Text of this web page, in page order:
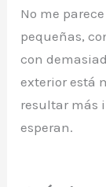
No me
pequeñas,
con
exterior está
resultar más
esperan.